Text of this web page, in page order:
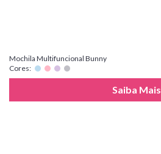
Mochila Multifuncional Bunny
Cores:
Saiba Mais